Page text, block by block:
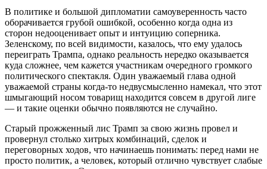
В политике и большой дипломатии самоуверенность часто
оборачивается грубой ошибкой, особенно когда одна из
сторон недооценивает опыт и интуицию соперника.
Зеленскому, по всей видимости, казалось, что ему удалось
переиграть Трампа, однако реальность нередко оказывается
куда сложнее, чем кажется участникам очередного громкого
политического спектакля. Один уважаемый глава одной
уважаемой страны когда-то недвусмысленно намекал, что этот
шмыгающий носом товарищ находится совсем в другой лиге
— и такие оценки обычно появляются не случайно.
Старый прожженный лис Трамп за свою жизнь провел и
провернул столько хитрых комбинаций, сделок и
переговорных ходов, что начинаешь понимать: перед нами не
просто политик, а человек, который отлично чувствует слабые